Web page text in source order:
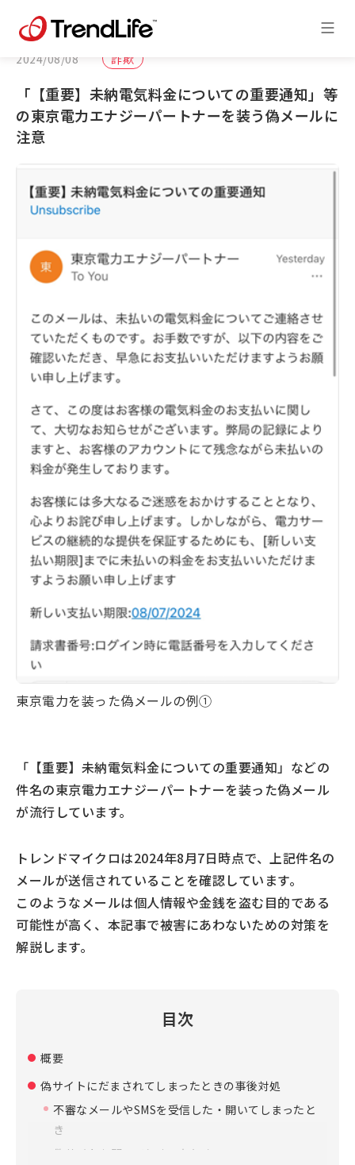
2024/08/08 詐欺
「【重要】未納電気料金についての重要通知」等
の東京電力エナジーパートナーを装う偽メールに
注意
東京電力を装った偽メールの例①
「【重要】未納電気料金についての重要通知」などの
件名の東京電力エナジーパートナーを装った偽メール
が流行しています。
トレンドマイクロは2024年8月7日時点で、上記件名の
メールが送信されていることを確認しています。
このようなメールは個人情報や金銭を盗む目的である
可能性が高く、本記事で被害にあわないための対策を
解説します。
目次
概要
偽サイトにだまされてしまったときの事後対処
不審なメールやSMSを受信した・開いてしまったと
き
偽サイトを開いてしまったとき